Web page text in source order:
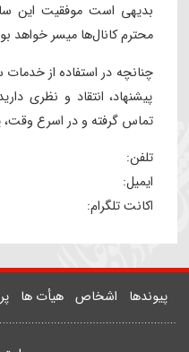
مخاطبین و بازدیدکنندگان،
حاضر این رسانه در
است موفقیت این سایت
کانال‌ها میسر خواهد بود.
در استفاده از خدمات
انتقاد و نظری دارید
تلگرام: